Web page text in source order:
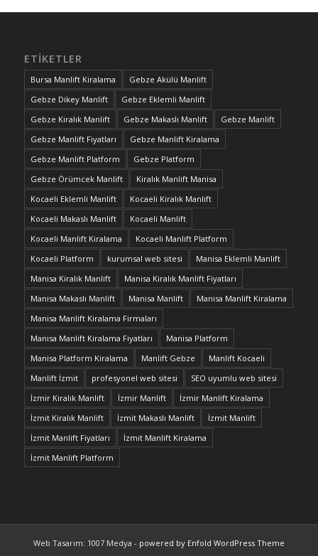
ETIKETLER
Bursa Manlift Kiralama
Gebze Akülü Manlift
Gebze Dikey Manlift
Gebze Eklemli Manlift
Gebze Kiralık Manlift
Gebze Makaslı Manlift
Gebze Manlift
Gebze Manlift Fiyatları
Gebze Manlift Kiralama
Gebze Manlift Platform
Gebze Platform
Gebze Örümcek Manlift
Kiralık Manlift Manisa
Kocaeli Eklemli Manlift
Kocaeli Kiralık Manlift
Kocaeli Makaslı Manlift
Kocaeli Manlift
Kocaeli Manlift Kiralama
Kocaeli Manlift Platform
Kocaeli Platform
kurumsal web sitesi
Manisa Eklemli Manlift
Manisa Kiralık Manlift
Manisa Kiralık Manlift Fiyatları
Manisa Makaslı Manlift
Manisa Manlift
Manisa Manlift Kiralama
Manisa Manlift Kiralama Firmaları
Manisa Manlift Kiralama Fiyatları
Manisa Platform
Manisa Platform Kiralama
Manlift Gebze
Manlift Kocaeli
Manlift İzmit
profesyonel web sitesi
SEO uyumlu web sitesi
İzmir Kiralık Manlift
İzmir Manlift
İzmir Manlift Kiralama
İzmit Kiralık Manlift
İzmit Makaslı Manlift
İzmit Manlift
İzmit Manlift Fiyatları
İzmit Manlift Kiralama
İzmit Manlift Platform
Web Tasarım: 1007 Medya - powered by Enfold WordPress Theme